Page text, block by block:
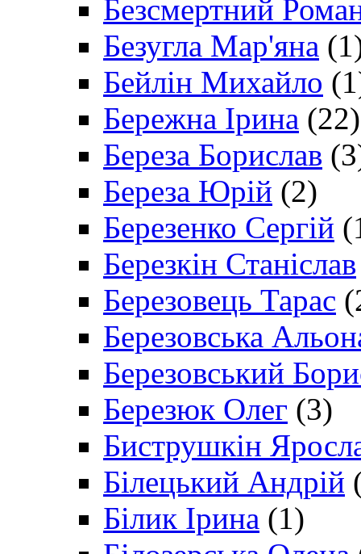
Безсмертний
Безугла Мар'яна
Бейлін Михайло
Бережна Ірина (22)
Береза Борислав
Береза Юрій (2)
Березенко Сергій
Березкін Станіслав
Березовець Тарас
Березовська
Березовський
Березюк Олег (3)
Биструшкін
Білецький Андрій
Білик Ірина (1)